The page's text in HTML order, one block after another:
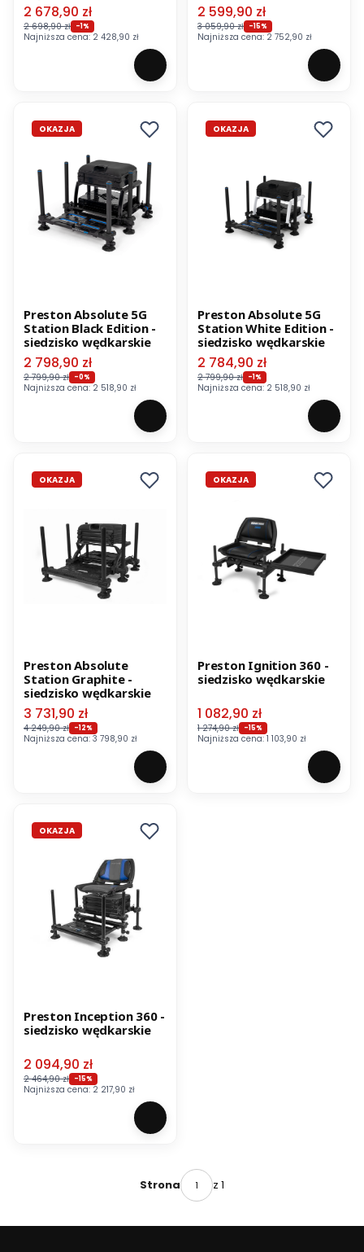
Cena promocyjna
2 678,90 zł
2 698,90 zł -1%
Najniższa cena: 2 428,90 zł
Cena promocyjna
2 599,90 zł
3 059,90 zł -15%
Najniższa cena: 2 752,90 zł
OKAZJA
Preston Absolute 5G
Station Black Edition -
siedzisko wędkarskie
Cena promocyjna
2 798,90 zł
2 799,90 zł -0%
Najniższa cena: 2 518,90 zł
OKAZJA
Preston Absolute 5G
Station White Edition -
siedzisko wędkarskie
Cena promocyjna
2 784,90 zł
2 799,90 zł -1%
Najniższa cena: 2 518,90 zł
OKAZJA
Preston Absolute
Station Graphite -
siedzisko wędkarskie
Cena promocyjna
3 731,90 zł
4 249,90 zł -12%
Najniższa cena: 3 798,90 zł
OKAZJA
Preston Ignition 360 -
siedzisko wędkarskie
Cena promocyjna
1 082,90 zł
1 274,90 zł -15%
Najniższa cena: 1 103,90 zł
OKAZJA
Preston Inception 360 -
siedzisko wędkarskie
Cena promocyjna
2 094,90 zł
2 464,90 zł -15%
Najniższa cena: 2 217,90 zł
Strona z 1